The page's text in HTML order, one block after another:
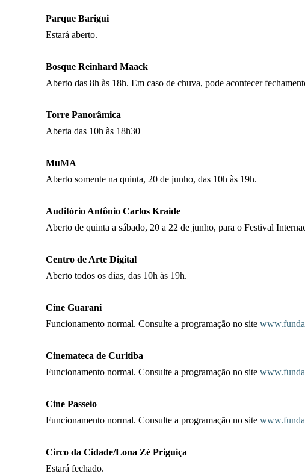
Parque Barigui
Estará aberto.
Bosque Reinhard Maack
Aberto das 8h às 18h. Em caso de chuva, pode acontecer
Torre Panorâmica
Aberta das 10h às 18h30
MuMA
Aberto somente na quinta, 20 de junho, das 10h às 19h.
Auditório Antônio Carlos Kraide
Aberto de quinta a sábado, 20 a 22 de junho, para o Festival
Centro de Arte Digital
Aberto todos os dias, das 10h às 19h.
Cine Guarani
Funcionamento normal. Consulte a programação no site
Cinemateca de Curitiba
Funcionamento normal. Consulte a programação no site
Cine Passeio
Funcionamento normal. Consulte a programação no site
Circo da Cidade/Lona Zé Priguiça
Estará fechado.